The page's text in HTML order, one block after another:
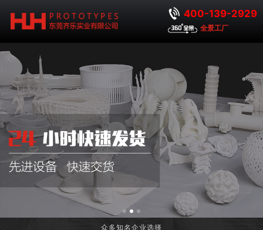
400-139-2929
全景工厂
众多知名企业选择